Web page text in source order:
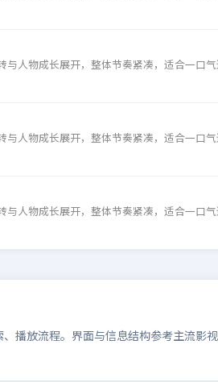
人物成长展开，整体节奏紧凑，适合一口气
人物成长展开，整体节奏紧凑，适合一口气
人物成长展开，整体节奏紧凑，适合一口气
播放流程。界面与信息结构参考主流影